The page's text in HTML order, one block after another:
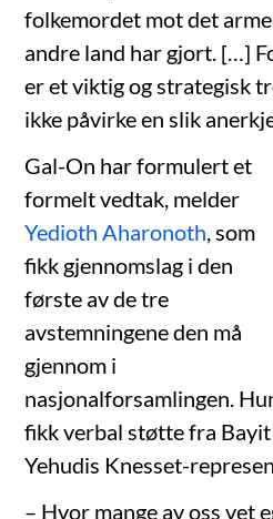
folkemordet mot det
andre land har gjort. […]
er et viktig og strategisk
ikke påvirke en slik
Gal-On har formulert et
formelt vedtak, melder
Yedioth Aharonoth , som
fikk gjennomslag i den
første av de tre
avstemningene den må
gjennom i
nasjonalforsamlingen.
fikk verbal støtte fra Bayit
Yehudis Knesset-
– Hvor mange av oss vet